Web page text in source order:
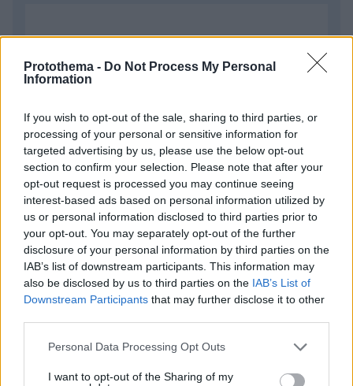
Protothema - Do Not Process My Personal
Information
If you wish to opt-out of the sale, sharing to third parties, or
processing of your personal or sensitive information for
targeted advertising by us, please use the below opt-out
section to confirm your selection. Please note that after your
opt-out request is processed you may continue seeing
interest-based ads based on personal information utilized by
us or personal information disclosed to third parties prior to
your opt-out. You may separately opt-out of the further
disclosure of your personal information by third parties on the
IAB’s list of downstream participants. This information may
also be disclosed by us to third parties on the IAB’s List of
Downstream Participants that may further disclose it to other
Please note that this website/app uses one or more Google
not limited to your visit or usage behaviour. You may click to
Personal Data Processing Opt Outs
I want to opt-out of the Sharing of my
ΣΧΌΛΙΟ *
Απομένουν2500χαρακτήρες